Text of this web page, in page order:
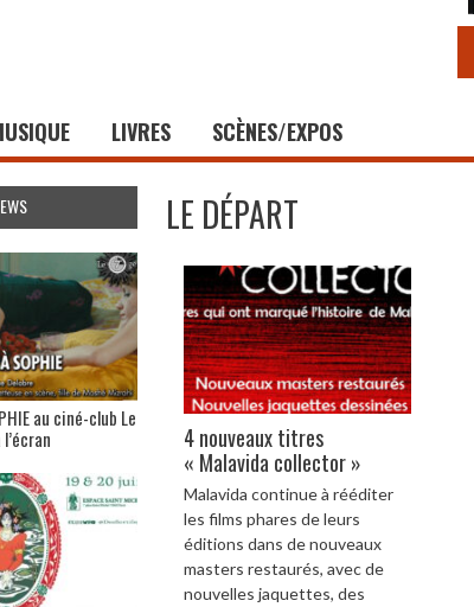
LIVRES SCÈNES/EXPOS
LE DÉPART
4 nouveaux titres
« Malavida collector »
Malavida continue à rééditer
les films phares de leurs
éditions dans de nouveaux
masters restaurés, avec de
nouvelles jaquettes, des
au ciné-club Le